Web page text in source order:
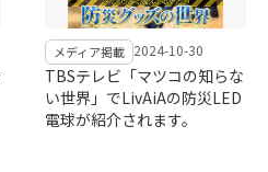
メディア掲載 2024-10-30
TBSテレビ「マツコの知らな
い世界」でLivAiAの防災LED
電球が紹介されます。